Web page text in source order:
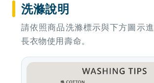
洗滌說明
請依照商品洗滌標示與下方圖示
長衣物使用壽命。